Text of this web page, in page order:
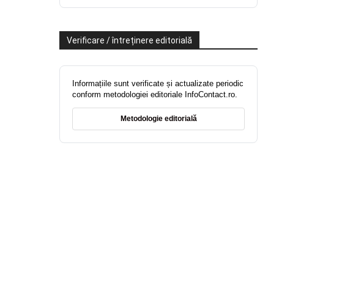
Verificare / întreținere editorială
Informațiile sunt verificate și actualizate periodic
conform metodologiei editoriale InfoContact.ro.
Metodologie editorială